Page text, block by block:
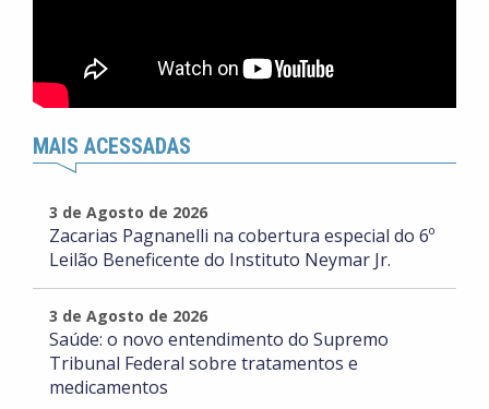
MAIS ACESSADAS
3 de Agosto de 2026
Zacarias Pagnanelli na cobertura especial do 6º
Leilão Beneficente do Instituto Neymar Jr.
3 de Agosto de 2026
Saúde: o novo entendimento do Supremo
Tribunal Federal sobre tratamentos e
medicamentos